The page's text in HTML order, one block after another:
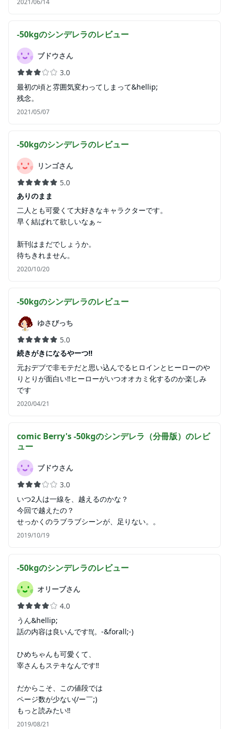
2021/06/14
-50kgのシンデレラのレビュー
ブドウさん
3.0
最初の頃と雰囲気変わってしまって&hellip;
残念。
2021/05/07
-50kgのシンデレラのレビュー
リンゴさん
5.0
ありのまま
二人とも可愛くて大好きなキャラクターです。
早く結ばれて欲しいなぁ～
新刊はまだでしょうか。
待ちきれません。
2020/10/20
-50kgのシンデレラのレビュー
ゆさびっち
5.0
続きがきになるやーつ‼️
元おデブで非モテだと思い込んでるヒロインとヒーローのや
りとりが面白い‼️ヒーローがいつオオカミ化するのか楽しみ
です
2020/04/21
comic Berry's -50kgのシンデレラ（分冊版） のレビ
ュー
ブドウさん
3.0
いつ2人は一線を、越えるのかな？
今回で越えたの？
せっかくのラブラブシーンが、足りない。。
2019/10/19
-50kgのシンデレラのレビュー
オリーブさん
4.0
うん&hellip;
話の内容は良いんです‼(。-&forall;-)
ひめちゃんも可愛くて、
宰さんもステキなんです‼
だからこそ、この値段では
ページ数が少ない(/ー￣;)
もっと読みたい‼
2019/08/21